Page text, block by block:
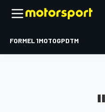
FORMEL 1MOTOGPDTM